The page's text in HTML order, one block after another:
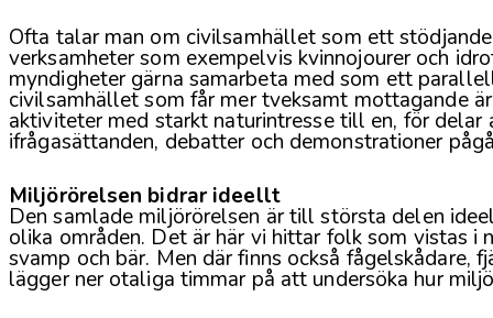
Ofta talar man om civilsamhället som ett
verksamheter som exempelvis kvinnojourer och
myndigheter gärna samarbeta med som ett
civilsamhället som får mer tveksamt mottagande
aktiviteter med starkt naturintresse till en, för delar
ifrågasättanden, debatter och demonstrationer
Miljörörelsen bidrar ideellt
Den samlade miljörörelsen är till största delen
olika områden. Det är här vi hittar folk som vistas
svamp och bär. Men där finns också fågelskådare,
lägger ner otaliga timmar på att undersöka hur